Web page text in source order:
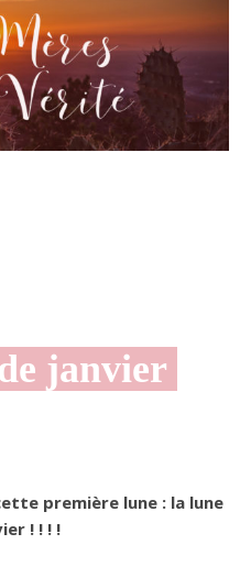
janvier
première lune : la lune
! ! ! !